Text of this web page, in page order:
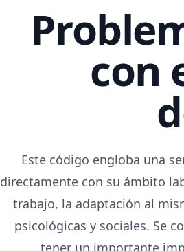
con
Este código engloba una
directamente con su ámbito
trabajo, la adaptación al
psicológicas y sociales. Se
tener un importante